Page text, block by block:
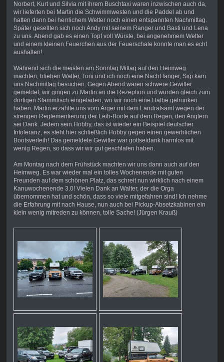
Norbert, Kurt und Silvia mit ihrem Buschtaxi waren inzwischen auch da,
wir lieferten bei Martin die Schwimmwesten und die Paddel ab und
hatten dann bei herrlichem Wetter noch einen entspannten Nachmittag.
Später gesellten sich noch Andy mit seinem Ranger und Basti und Lena
zu uns. Abend gab es einen Topf voll Würste, bei angenehmem Wetter
und einem kleinen Feuerchen aus der Feuerschale konnte man es echt
aushalten!
Während sich die meisten am Sonntag Mittag auf den Heimweg
machten, blieben Walter, Toni und ich noch eine Nacht länger, Sigi kam
uns Nachmittag besuchen. Gegen Abend waren schwere Gewitter
gemeldet, wir gingen zu Martin an die Rezeption und wurden gleich zum
dortigen Stammtisch eingeladen, wo wir noch eine Halbe getrunken
haben. Martin erzählte uns vom Ärger mit dem Landratsamt wegen der
strengen Reglementierung der Leih-Boote auf dem Regen, den Anglern
sei Dank. Jedem sein Hobby, das ist wieder ein Beispiel deutscher
Intoleranz, es steht hier schließlich Hobby gegen einen gewerblichen
Bootsverleih! Das gemeldete Gewitter war gottseidank harmlos mit
wenig Regen, so dass wir wir gut geschlafen haben.
Am Montag nach dem Frühstück machten wir uns dann auch auf den
Heimweg. Es war wieder mal ein tolles Wochenende mit guten
Freunden auf dem schönen Platz, das schreit nun wirklich nach einem
Kanuwochenende 3.0! Vielen Dank an Walter, der die Orga
übernommen hat und schön, dass so viele mitgefahren sind! Ich nehme
die Erfahrung mit nach Hause, nun auch bei Pickup-Absetzkabinen ein
klein wenig mitreden zu können, tolle Sache! (Jürgen Krauß)